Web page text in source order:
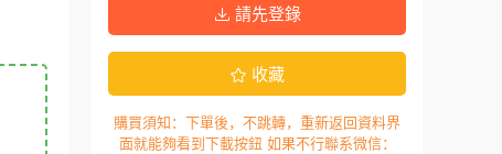
請先登錄
收藏
購買須知：下單後，不跳轉，重新返回資料界
面就能夠看到下載按鈕 如果不行聯系微信：